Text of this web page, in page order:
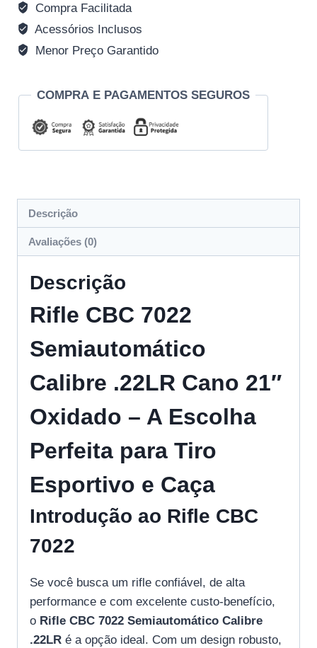
Compra Facilitada
Acessórios Inclusos
Menor Preço Garantido
COMPRA E PAGAMENTOS SEGUROS
Descrição
Avaliações (0)
Descrição
Rifle CBC 7022
Semiautomático
Calibre .22LR Cano 21″
Oxidado – A Escolha
Perfeita para Tiro
Esportivo e Caça
Introdução ao Rifle CBC
7022
Se você busca um rifle confiável, de alta
performance e com excelente custo-benefício,
o Rifle CBC 7022 Semiautomático Calibre
.22LR é a opção ideal. Com um design robusto,